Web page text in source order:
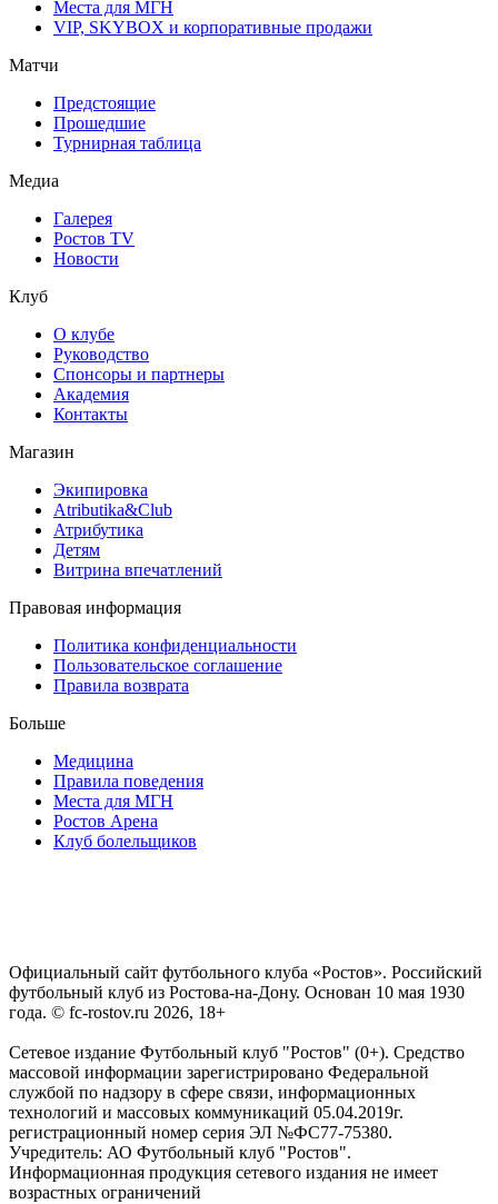
Места для МГН
VIP, SKYBOX и корпоративные продажи
Матчи
Предстоящие
Прошедшие
Турнирная таблица
Медиа
Галерея
Ростов TV
Новости
Клуб
О клубе
Руководство
Спонсоры и партнеры
Академия
Контакты
Магазин
Экипировка
Atributika&Club
Атрибутика
Детям
Витрина впечатлений
Правовая информация
Политика конфиденциальности
Пользовательское соглашение
Правила возврата
Больше
Медицина
Правила поведения
Места для МГН
Ростов Арена
Клуб болельщиков
Официальный сайт футбольного клуба «Ростов». Российский
футбольный клуб из Ростова-на-Дону. Основан 10 мая 1930
года. © fc-rostov.ru 2026, 18+
Сетевое издание Футбольный клуб "Ростов" (0+). Средство
массовой информации зарегистрировано Федеральной
службой по надзору в сфере связи, информационных
технологий и массовых коммуникаций 05.04.2019г.
регистрационный номер серия ЭЛ №ФС77-75380.
Учредитель: АО Футбольный клуб "Ростов".
Информационная продукция сетевого издания не имеет
возрастных ограничений